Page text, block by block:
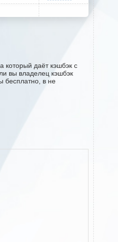
который даёт кэшбэк с
вы владелец кэшбэк
бесплатно, в не